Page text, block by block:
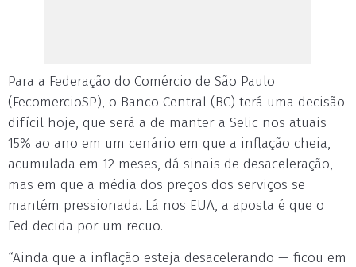
Para a Federação do Comércio de São Paulo
(FecomercioSP), o Banco Central (BC) terá uma decisão
difícil hoje, que será a de manter a Selic nos atuais
15% ao ano em um cenário em que a inflação cheia,
acumulada em 12 meses, dá sinais de desaceleração,
mas em que a média dos preços dos serviços se
mantém pressionada. Lá nos EUA, a aposta é que o
Fed decida por um recuo.
“Ainda que a inflação esteja desacelerando — ficou em